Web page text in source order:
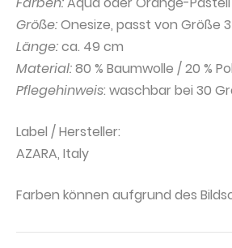
Größe:Onesize, passt von Größe
Länge:ca. 49 cm
Material:80 % Baumwolle / 20 %
Pflegehinweis: waschbar bei 30
Label / Hersteller:
AZARA, Italy
Farben können aufgrund des